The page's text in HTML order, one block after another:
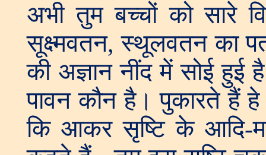
अभी तुम बच्चों को सारे
सूक्ष्मवतन, स्थूलवतन का
की अज्ञान नींद में सोई हुई
पावन कौन है। पुकारते हैं
कि आकर सृष्टि के आदि-